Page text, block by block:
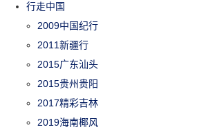
行走中国
2009中国纪行
2011新疆行
2015广东汕头
2015贵州贵阳
2017精彩吉林
2019海南椰风